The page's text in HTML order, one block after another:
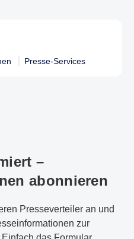
Presse-Services
–
abonnieren
Presseverteiler an und
zur